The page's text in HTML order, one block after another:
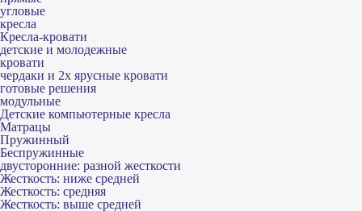
угловые
кресла
Кресла-кровати
детские и молодежные
кровати
чердаки и 2х ярусные кровати
готовые решения
модульные
Детские компьютерные кресла
Матрацы
Пружинный
Беспружинные
двусторонние: разной жесткости
Жесткость: ниже средней
Жесткость: средняя
Жесткость: выше средней